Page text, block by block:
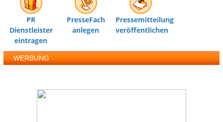
PR
Dienstleister
eintragen
PresseFach
anlegen
Pressemitteilung
veröffentlichen
WERBUNG